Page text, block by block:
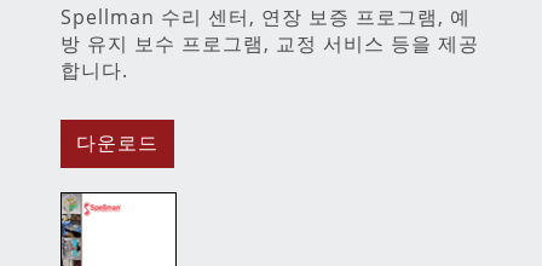
Spellman 수리 센터, 연장 보증 프로그램, 예
방 유지 보수 프로그램, 교정 서비스 등을 제공
합니다.
다운로드